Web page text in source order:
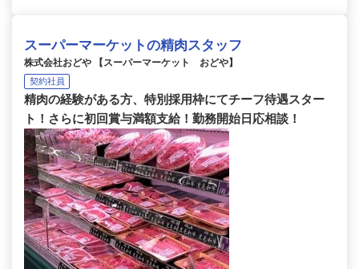
スーパーマーケットの精肉スタッフ
株式会社おどや 【スーパーマーケット おどや】
契約社員
精肉の経験がある方、特別採用枠にてチーフ待遇スター
ト！さらに初回賞与満額支給！勤務開始日応相談！